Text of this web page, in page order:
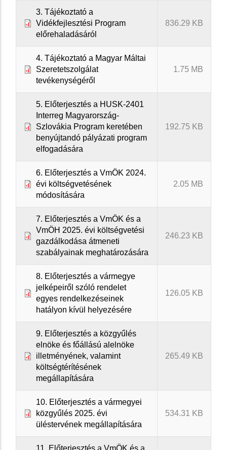
3. Tájékoztató a
Vidékfejlesztési Program
előrehaladásáról
836.29 KB
4. Tájékoztató a Magyar Máltai
Szeretetszolgálat
tevékenységéről
1.75 MB
5. Előterjesztés a HUSK-2401
Interreg Magyarország-
Szlovákia Program keretében
benyújtandó pályázati program
elfogadására
192.75 KB
6. Előterjesztés a VmÖK 2024.
évi költségvetésének
módosítására
2.05 MB
7. Előterjesztés a VmÖK és a
VmÖH 2025. évi költségvetési
gazdálkodása átmeneti
szabályainak meghatározására
246.23 KB
8. Előterjesztés a vármegye
jelképeiről szóló rendelet
egyes rendelkezéseinek
hatályon kívül helyezésére
126.05 KB
9. Előterjesztés a közgyűlés
elnöke és főállású alelnöke
illetményének, valamint
költségtérítésének
megállapítására
265.49 KB
10. Előterjesztés a vármegyei
közgyűlés 2025. évi
üléstervének megállapítására
534.31 KB
11. Előterjesztés a VmÖK és a